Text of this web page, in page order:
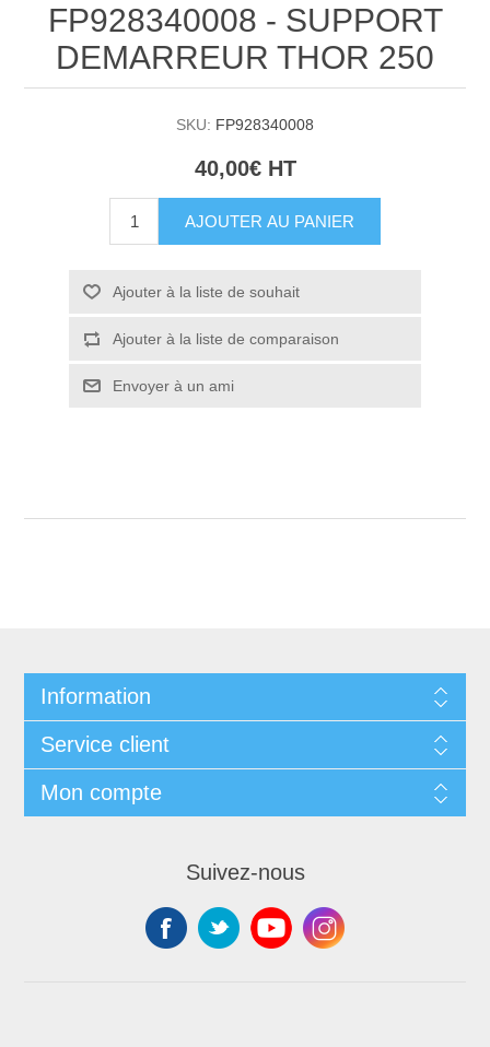
FP928340008 - SUPPORT
DEMARREUR THOR 250
SKU: FP928340008
40,00€ HT
AJOUTER AU PANIER
Ajouter à la liste de souhait
Ajouter à la liste de comparaison
Envoyer à un ami
Information
Service client
Mon compte
Suivez-nous